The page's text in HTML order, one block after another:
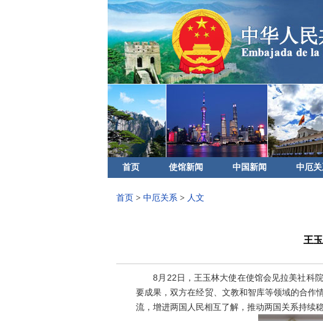
首页 使馆新闻 中国新闻 中厄
首页 > 中厄关系 > 人文
王
8月22日，王玉林大使在使馆会见拉美社科院
要成果，双方在经贸、文教和智库等领域的合作
流，增进两国人民相互了解，推动两国关系持续稳